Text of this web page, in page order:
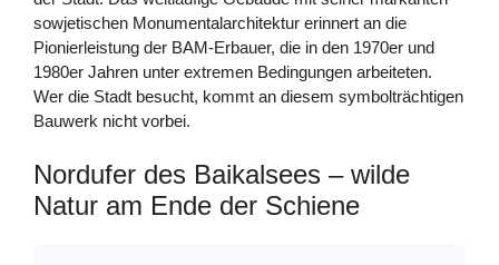
sowjetischen Monumentalarchitektur erinnert an die
Pionierleistung der BAM-Erbauer, die in den 1970er und
1980er Jahren unter extremen Bedingungen arbeiteten.
Wer die Stadt besucht, kommt an diesem symbolträchtigen
Bauwerk nicht vorbei.
Nordufer des Baikalsees – wilde
Natur am Ende der Schiene